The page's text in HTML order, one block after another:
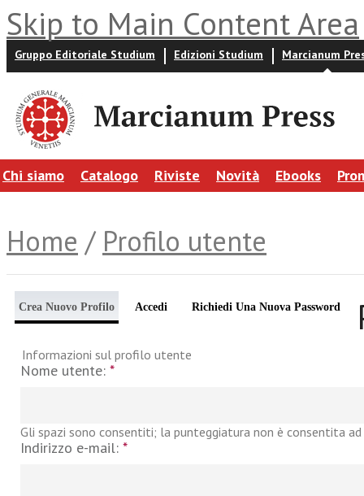
Skip to Main Content Area
Gruppo Editoriale Studium Edizioni Studium Marcianum
Chi siamo Catalogo Riviste Novità Ebooks
Home / Profilo utente
Crea Nuovo Profilo Accedi Richiedi Una Nuova Password
Informazioni sul profilo utente
Nome utente: *
Gli spazi sono consentiti; la punteggiatura non è consentita
Indirizzo e-mail: *